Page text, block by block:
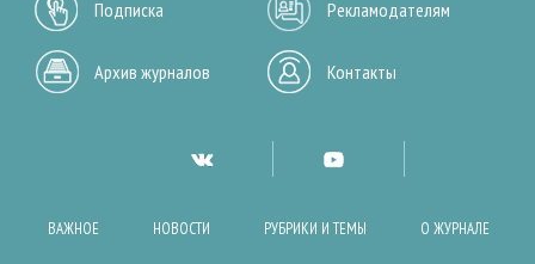
Подписка Рекламодателям
Архив журналов Контакты
ВАЖНОЕ НОВОСТИ РУБРИКИ И ТЕМЫ О ЖУРНАЛЕ